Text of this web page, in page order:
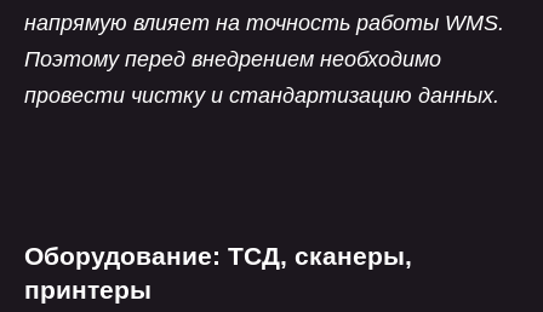
напрямую влияет на точность работы WMS.
Поэтому перед внедрением необходимо
провести чистку и стандартизацию данных.
Оборудование: ТСД, сканеры,
принтеры